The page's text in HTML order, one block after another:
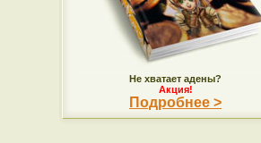
Не хватает адены?
Акция!
Подробнее >